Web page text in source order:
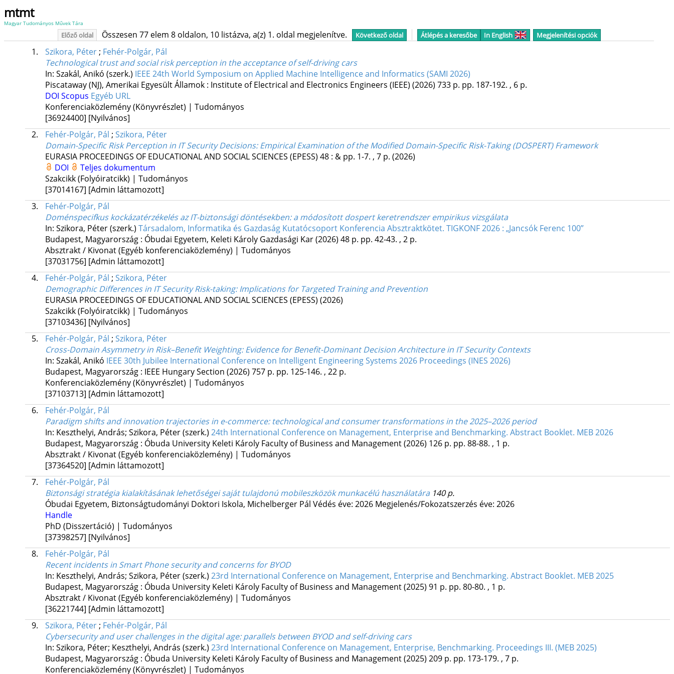
mtmt
Magyar Tudományos Művek Tára
Előző oldal Összesen 77 elem 8 oldalon, 10 listázva, a(z) 1. oldal megjelenítve. Következő oldal Átlépés a keresőbe In English Megjelenítési opciók
1. Szikora, Péter; Fehér-Polgár, Pál
Technological trust and social risk perception in the acceptance of self-driving cars
In: Szakál, Anikó (szerk.) IEEE 24th World Symposium on Applied Machine Intelligence and Informatics (SAMI 2026)
Piscataway (NJ), Amerikai Egyesült Államok : Institute of Electrical and Electronics Engineers (IEEE) (2026) 733 p. pp. 187-192. , 6 p.
DOI Scopus Egyéb URL
Konferenciaközlemény (Könyvrészlet) | Tudományos
[36924400] [Nyilvános]
2.
Fehér-Polgár, Pál ; Szikora, Péter
Domain-Specific Risk Perception in IT Security Decisions: Empirical Examination of the Modified Domain-Specific Risk-Taking (DOSPERT) Framework
EURASIA PROCEEDINGS OF EDUCATIONAL AND SOCIAL SCIENCES (EPESS) 48: & pp. 1-7. , 7 p. (2026)
DOI
Teljes dokumentum
Szakcikk (Folyóiratcikk) | Tudományos
[37014167] [Admin láttamozott]
3.
Fehér-Polgár, Pál
Doménspecifkus kockázatérzékelés az IT-biztonsági döntésekben: a módosított dospert keretrendszer empirikus vizsgálata
In: Szikora, Péter (szerk.) Társadalom, Informatika és Gazdaság Kutatócsoport Konferencia Absztraktkötet. TIGKONF 2026 : „Jancsók Ferenc 100”
Budapest, Magyarország : Óbudai Egyetem, Keleti Károly Gazdasági Kar(2026) 48 p. pp. 42-43. , 2 p.
Absztrakt / Kivonat (Egyéb konferenciaközlemény) | Tudományos
[37031756] [Admin láttamozott]
4.
Fehér-Polgár, Pál ; Szikora, Péter
Demographic Differences in IT Security Risk-taking: Implications for Targeted Training and Prevention
EURASIA PROCEEDINGS OF EDUCATIONAL AND SOCIAL SCIENCES (EPESS) (2026)
Szakcikk (Folyóiratcikk) | Tudományos
[37103436] [Nyilvános]
5.
Fehér-Polgár, Pál ; Szikora, Péter
Cross-Domain Asymmetry in Risk–Benefit Weighting: Evidence for Benefit-Dominant Decision Architecture in IT Security Contexts
In: Szakál, Anikó IEEE 30th Jubilee International Conference on Intelligent Engineering Systems 2026 Proceedings (INES 2026)
Budapest, Magyarország : IEEE Hungary Section (2026) 757 p. pp. 125-146. , 22 p.
Konferenciaközlemény (Könyvrészlet) | Tudományos
[37103713] [Admin láttamozott]
6.
Fehér-Polgár, Pál
Paradigm shifts and innovation trajectories in e-commerce: technological and consumer transformations in the 2025–2026 period
In: Keszthelyi, András; Szikora, Péter (szerk.) 24th International Conference on Management, Enterprise and Benchmarking. Abstract Booklet. MEB 2026
Budapest, Magyarország : Óbuda University Keleti Károly Faculty of Business and Management(2026) 126 p. pp. 88-88. , 1 p.
Absztrakt / Kivonat (Egyéb konferenciaközlemény) | Tudományos
[37364520] [Admin láttamozott]
7.
Fehér-Polgár, Pál
Biztonsági stratégia kialakításának lehetőségei saját tulajdonú mobileszközök munkacélú használatára140 p.
Óbudai Egyetem, Biztonságtudományi Doktori Iskola, Michelberger Pál Védés éve: 2026 Megjelenés/Fokozatszerzés éve: 2026
Handle
PhD (Disszertáció) | Tudományos
[37398257] [Nyilvános]
8.
Fehér-Polgár, Pál
Recent incidents in Smart Phone security and concerns for BYOD
In: Keszthelyi, András; Szikora, Péter (szerk.) 23rd International Conference on Management, Enterprise and Benchmarking. Abstract Booklet. MEB 2025
Budapest, Magyarország : Óbuda University Keleti Károly Faculty of Business and Management(2025) 91 p. pp. 80-80. , 1 p.
Absztrakt / Kivonat (Egyéb konferenciaközlemény) | Tudományos
[36221744] [Admin láttamozott]
9.
Szikora, Péter; Fehér-Polgár, Pál
Cybersecurity and user challenges in the digital age: parallels between BYOD and self-driving cars
In: Szikora, Péter; Keszthelyi, András (szerk.) 23rd International Conference on Management, Enterprise, Benchmarking. Proceedings III. (MEB 2025)
Budapest, Magyarország : Óbuda University Keleti Károly Faculty of Business and Management(2025) 209 p. pp. 173-179. , 7 p.
Konferenciaközlemény (Könyvrészlet) | Tudományos